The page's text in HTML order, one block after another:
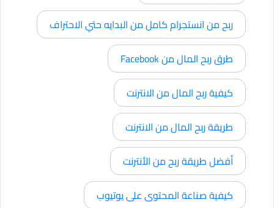
ربح من انستجرام كامل من البدايه حتي الاحتراف
طرق ربح المال من Facebook
كيفية ربح المال من الانترنت
طريقة ربح المال من الانترنت
أفضل طريقة ربح من الأنترنت
كيفية صناعة المحتوى على يوتيوب